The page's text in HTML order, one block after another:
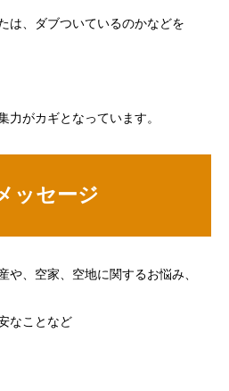
は、ダブついているのかなどを
力がカギとなっています。
ッセージ
や、空家、空地に関するお悩み、
なことなど